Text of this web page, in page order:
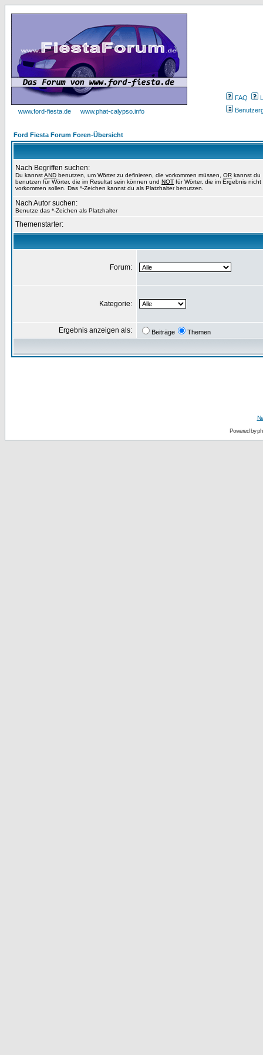
www.ford-fiesta.de www.phat-calypso.info
FAQ
Ford Fiesta Forum Foren-Übersicht
Nach Begriffen suchen:
Du kannstAND benutzen, um Wörter zu definieren, die vorkommen müssen, OR kannst du
benutzen für Wörter, die im Resultat sein können und NOT für Wörter, die im Ergebnis nicht
vorkommen sollen. Das *-Zeichen kannst du als Platzhalter benutzen.
Nach Autor suchen:
Benutze das *-Zeichen als Platzhalter
Themenstarter:
Forum:
Kategorie:
Ergebnis anzeigen als: Beiträge Themen
Powered by